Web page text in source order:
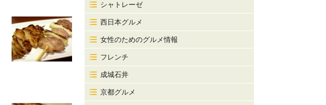
シャトレーゼ
西日本グルメ
女性のためのグルメ情報
フレンチ
成城石井
京都グルメ